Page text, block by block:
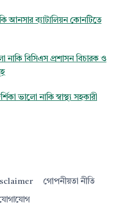
আনসার ব্যাটালিয়ন কোনটিতে
নাকি বিসিএস প্রশাসন বিচারক ও
ভালো নাকি স্বাস্থ্য সহকারী
গোপনীয়তা নীতি